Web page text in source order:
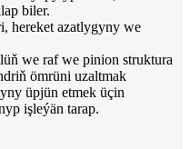
biler.
hereket azatlygyny we
we raf we pinion struktura
ömrüni uzaltmak
üpjün etmek üçin
işleýän tarap.